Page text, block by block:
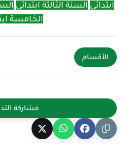
ابتدائي السنة الثالثة ابتدائي
الخامسة
الأقسام